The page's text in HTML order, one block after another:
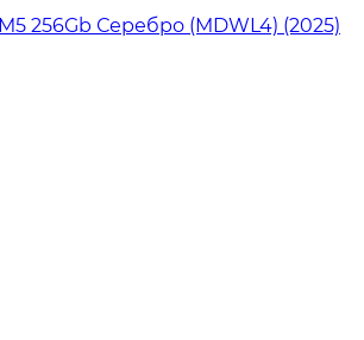
256Gb Серебро (MDWL4) (2025)